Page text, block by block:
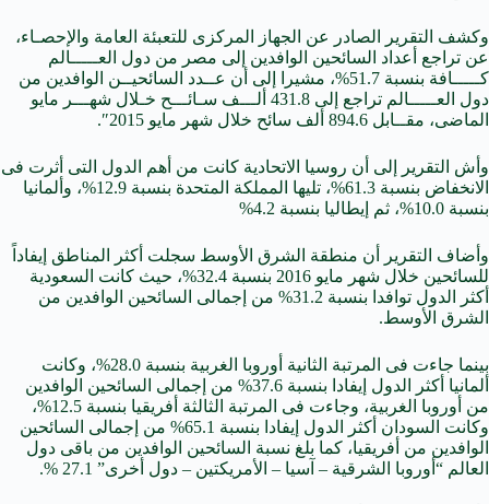
وكشف التقرير الصادر عن الجهاز المركزى للتعبئة العامة والإحصـاء،
عن تراجع أعداد السائحين الوافدين إلى مصر من دول العـــــالم
كـــــافة بنسبة 51.7%، مشيرا إلى أن عــدد السائحيــن الوافدين من
دول العـــــالم تراجع إلى 431.8 ألـــف سـائـــح خـلال شهـــر مايو
الماضى، مقــابل 894.6 ألف سائح خلال شهر مايو 2015″.
وأش التقرير إلى أن روسيا الاتحادية كانت من أهم الدول التى أثرت فى
الانخفاض بنسبة 61.3%، تليها المملكة المتحدة بنسبة 12.9%، وألمانيا
بنسبة 10.0%، ثم إيطاليا بنسبة 4.2%
وأضاف التقرير أن منطقة الشرق الأوسط سجلت أكثر المناطق إيفاداً
للسائحين خلال شهر مايو 2016 بنسبة 32.4%، حيث كانت السعودية
أكثر الدول توافدا بنسبة 31.2% من إجمالى السائحين الوافدين من
الشرق الأوسط.
بينما جاءت فى المرتبة الثانية أوروبا الغربية بنسبة 28.0%، وكانت
ألمانيا أكثر الدول إيفادا بنسبة 37.6% من إجمالى السائحين الوافدين
من أوروبا الغربية، وجاءت فى المرتبة الثالثة أفريقيا بنسبة 12.5%،
وكانت السودان أكثر الدول إيفادا بنسبة 65.1% من إجمالى السائحين
الوافدين من أفريقيا، كما بلغ نسبة السائحين الوافدين من باقى دول
العالم “أوروبا الشرقية – آسيا – الأمريكتين – دول أخرى” 27.1 %.